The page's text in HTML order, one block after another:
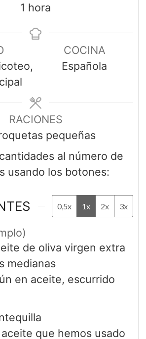
1 hora
COCINA
Española
RACIONES
pequeñas
usando los botones:
0,5x 1x 2x 3x
de oliva virgen extra
medianas
en aceite, escurrido
que hemos usado